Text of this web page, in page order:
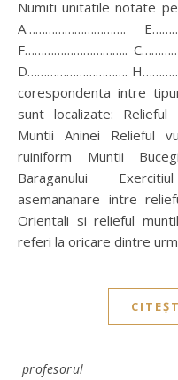
Numiti unitatile notate pe
A………………………….
F…………………………..
D………………………….
corespondenta intre
sunt localizate: Relieful
Muntii Aninei Relieful
ruiniform Muntii
Baraganului
asemananare intre
Orientali si relieful
referi la oricare dintre
profesorul